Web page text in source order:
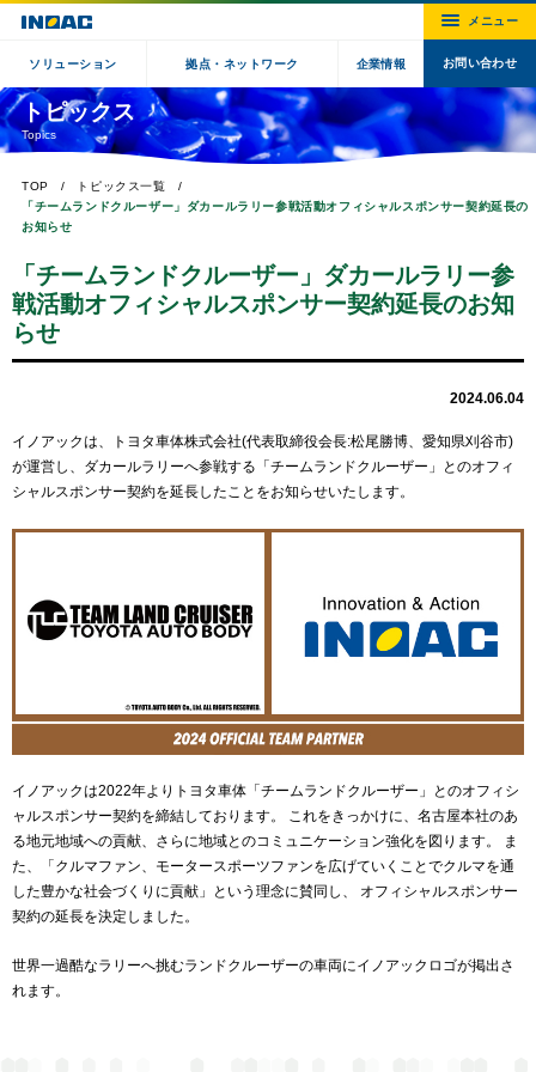
ソリューション 拠点・ネットワーク 企業情報 お問い合わせ
トピックス
Topics
TOP
トピックス一覧
「チームランドクルーザー」ダカールラリー参戦活動オフィシャルスポンサー契約延長の
お知らせ
「チームランドクルーザー」ダカールラリー参
戦活動オフィシャルスポンサー契約延長のお知
らせ
2024.06.04
イノアックは、トヨタ車体株式会社(代表取締役会長:松尾勝博、愛知県刈谷市)
が運営し、ダカールラリーへ参戦する「チームランドクルーザー」とのオフィ
シャルスポンサー契約を延長したことをお知らせいたします。
イノアックは2022年よりトヨタ車体「チームランドクルーザー」とのオフィシ
ャルスポンサー契約を締結しております。 これをきっかけに、名古屋本社のあ
る地元地域への貢献、さらに地域とのコミュニケーション強化を図ります。 ま
た、「クルマファン、モータースポーツファンを広げていくことでクルマを通
した豊かな社会づくりに貢献」という理念に賛同し、 オフィシャルスポンサー
契約の延長を決定しました。
世界一過酷なラリーへ挑むランドクルーザーの車両にイノアックロゴが掲出さ
れます。